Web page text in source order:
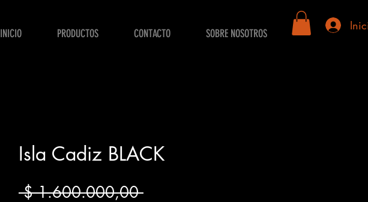
INICIO PRODUCTOS CONTACTO SOBRE NOSOTROS
Isla Cadiz BLACK
$ 1.600.000,00 Precio